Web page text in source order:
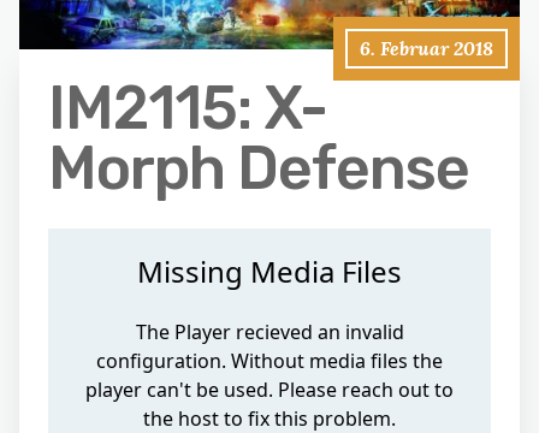
6. Februar 2018
IM2115: X-
Morph Defense